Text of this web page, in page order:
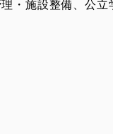
・施設整備、公立